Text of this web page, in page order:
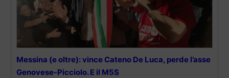
Messina (e oltre): vince Cateno De Luca, perde l’asse
Genovese-Picciolo. E il M5S